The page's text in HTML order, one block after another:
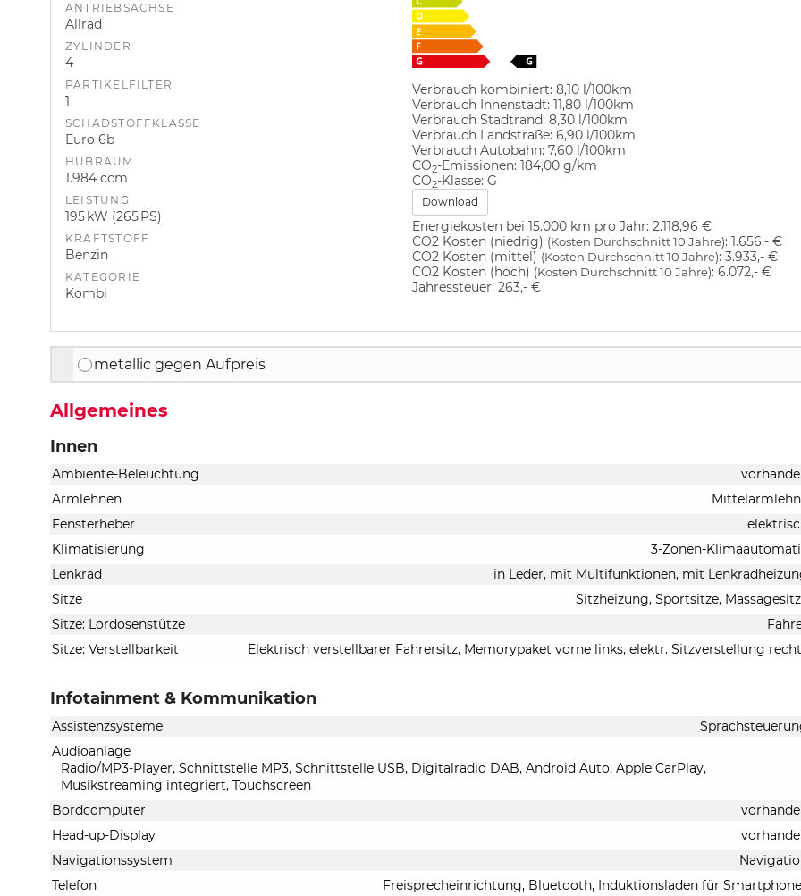
ANTRIEBSACHSE
Allrad
ZYLINDER
4
PARTIKELFILTER
1
SCHADSTOFFKLASSE
Euro 6b
HUBRAUM
1.984 ccm
LEISTUNG
195 kW (265 PS)
KRAFTSTOFF
Benzin
KATEGORIE
Kombi
Verbrauch kombiniert: 8,10 l/100km
Verbrauch Innenstadt: 11,80 l/100km
Verbrauch Stadtrand: 8,30 l/100km
Verbrauch Landstraße: 6,90 l/100km
Verbrauch Autobahn: 7,60 l/100km
CO2-Emissionen: 184,00 g/km
CO2-Klasse: G
Download
Energiekosten bei 15.000 km pro Jahr: 2.118,96 €
CO2 Kosten (niedrig) (Kosten Durchschnitt 10 Jahre): 1.656,- €
CO2 Kosten (mittel) (Kosten Durchschnitt 10 Jahre): 3.933,- €
CO2 Kosten (hoch) (Kosten Durchschnitt 10 Jahre): 6.072,- €
Jahressteuer: 263,- €
metallic gegen Aufpreis
Allgemeines
Innen
Ambiente-Beleuchtung
Armlehnen
Fensterheber
Klimatisierung
3-Zonen-
Lenkrad
in Leder, mit Multifunktionen, mit
Sitze
Sitzheizung, Sportsitze,
Sitze: Lordosenstütze
Sitze: Verstellbarkeit
Elektrisch verstellbarer Fahrersitz, Memorypaket vorne links, elektr. Sitzverstellung
Infotainment & Kommunikation
Assistenzsysteme
Audioanlage
Radio/MP3-Player, Schnittstelle MP3, Schnittstelle USB, Digitalradio DAB, Android Auto, Apple CarPlay,
Musikstreaming integriert, Touchscreen
Bordcomputer
Head-up-Display
Navigationssystem
Telefon
Freisprecheinrichtung, Bluetooth, Induktionsladen für